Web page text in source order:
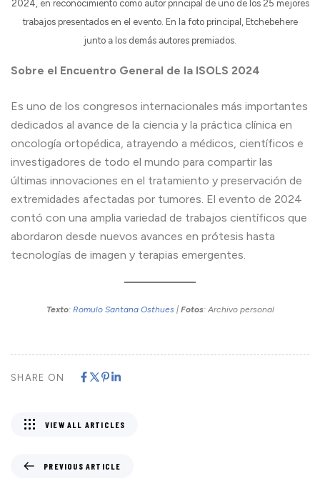
2024, en reconocimiento como autor principal de uno de los 25 mejores
trabajos presentados en el evento. En la foto principal, Etchebehere
junto a los demás autores premiados.
Sobre el Encuentro General de la ISOLS 2024
Es uno de los congresos internacionales más importantes
dedicados al avance de la ciencia y la práctica clínica en
oncología ortopédica, atrayendo a médicos, científicos e
investigadores de todo el mundo para compartir las
últimas innovaciones en el tratamiento y preservación de
extremidades afectadas por tumores. El evento de 2024
contó con una amplia variedad de trabajos científicos que
abordaron desde nuevos avances en prótesis hasta
tecnologías de imagen y terapias emergentes.
Texto: Romulo Santana Osthues | Fotos: Archivo personal
SHARE ON
PREVIOUS ARTICLE
VIEW ALL ARTICLES